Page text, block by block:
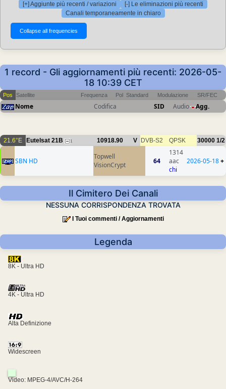
[+] Aggiunte più recenti / variazioni
[-] Le eliminazioni più recenti
Canali temporaneamente in chiaro
1 record - Gli aggiornamenti più recenti: 2026-05-
18 10:39 CET
Pos Satellite Frequenza Pol Standard Modulazione SR/FEC
Nome Codifica SID Audio Agg.
21.6°E Eutelsat 21B 1 10918.90 V DVB-S2 QPSK 30000 1/2
SBN HD
Topwell
VisionCrypt
64
1314
aac
chi
2026-05-18+
Il Cimitero Dei Canali
NESSUNA CORRISPONDENZA TROVATA
I Tuoi commenti / Aggiornamenti
Legenda
8K - Ultra HD
4K - Ultra HD
Alta Definizione
Widescreen
Video: MPEG-4/AVC/H-264